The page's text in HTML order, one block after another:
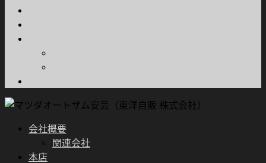
会社概要
関連会社
本店